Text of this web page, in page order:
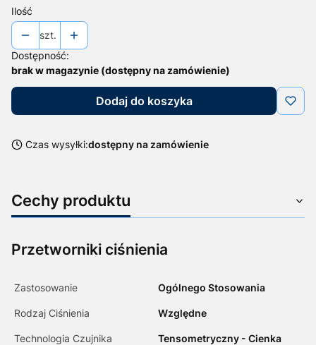
Ilość
szt.
Dostępność:
brak w magazynie (dostępny na zamówienie)
Dodaj do koszyka
Czas wysyłki:dostępny na zamówienie
Cechy produktu
Przetworniki ciśnienia
Zastosowanie Ogólnego Stosowania
Rodzaj Ciśnienia Względne
Technologia Czujnika
Tensometryczny - Cienka